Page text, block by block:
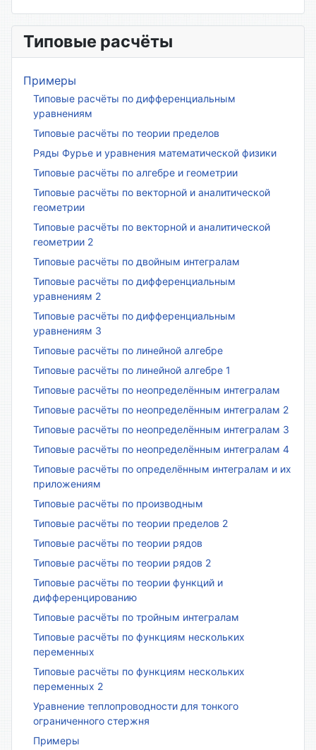
Типовые расчёты
Примеры
Типовые расчёты по дифференциальным
уравнениям
Типовые расчёты по теории пределов
Ряды Фурье и уравнения математической физики
Типовые расчёты по алгебре и геометрии
Типовые расчёты по векторной и аналитической
геометрии
Типовые расчёты по векторной и аналитической
геометрии 2
Типовые расчёты по двойным интегралам
Типовые расчёты по дифференциальным
уравнениям 2
Типовые расчёты по дифференциальным
уравнениям 3
Типовые расчёты по линейной алгебре
Типовые расчёты по линейной алгебре 1
Типовые расчёты по неопределённым интегралам
Типовые расчёты по неопределённым интегралам 2
Типовые расчёты по неопределённым интегралам 3
Типовые расчёты по неопределённым интегралам 4
Типовые расчёты по определённым интегралам и их
приложениям
Типовые расчёты по производным
Типовые расчёты по теории пределов 2
Типовые расчёты по теории рядов
Типовые расчёты по теории рядов 2
Типовые расчёты по теории функций и
дифференцированию
Типовые расчёты по тройным интегралам
Типовые расчёты по функциям нескольких
переменных
Типовые расчёты по функциям нескольких
переменных 2
Уравнение теплопроводности для тонкого
ограниченного стержня
Примеры